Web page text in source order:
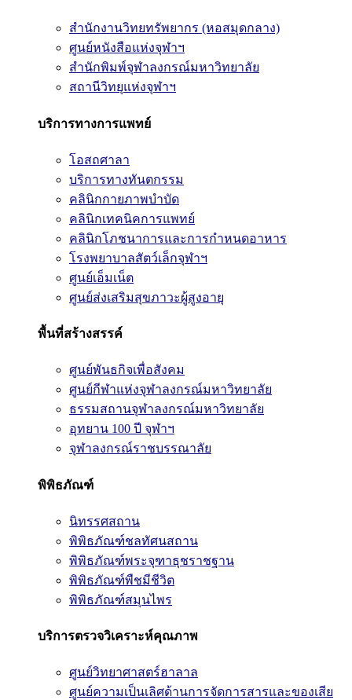
สำนักงานวิทยทรัพยากร (หอสมุดกลาง)
ศูนย์หนังสือแห่งจุฬาฯ
สำนักพิมพ์จุฬาลงกรณ์มหาวิทยาลัย
สถานีวิทยุแห่งจุฬาฯ
บริการทางการแพทย์
โอสถศาลา
บริการทางทันตกรรม
คลินิกกายภาพบำบัด
คลินิกเทคนิคการแพทย์
คลินิกโภชนาการและการกำหนดอาหาร
โรงพยาบาลสัตว์เล็กจุฬาฯ
ศูนย์เอ็มเน็ต
ศูนย์ส่งเสริมสุขภาวะผู้สูงอายุ
พื้นที่สร้างสรรค์
ศูนย์พันธกิจเพื่อสังคม
ศูนย์กีฬาแห่งจุฬาลงกรณ์มหาวิทยาลัย
ธรรมสถานจุฬาลงกรณ์มหาวิทยาลัย
อุทยาน 100 ปี จุฬาฯ
จุฬาลงกรณ์ราชบรรณาลัย
พิพิธภัณฑ์
นิทรรศสถาน
พิพิธภัณฑ์ชลทัศนสถาน
พิพิธภัณฑ์พระจุฑาธุชราชฐาน
พิพิธภัณฑ์พืชมีชีวิต
พิพิธภัณฑ์สมุนไพร
บริการตรวจวิเคราะห์คุณภาพ
ศูนย์วิทยาศาสตร์ฮาลาล
ศูนย์ความเป็นเลิศด้านการจัดการสารและของเสีย